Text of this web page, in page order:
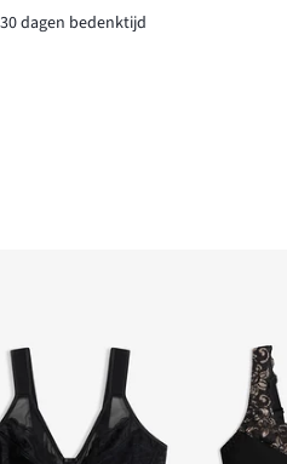
30 dagen bedenktijd